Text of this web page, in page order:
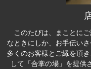
このたびは、まことにご
なときにしか、お手伝い
多くのお客様とご縁を頂
して「合掌の場」を提供